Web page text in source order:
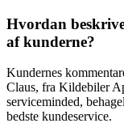
Hvordan
af kunderne?
Kundernes
Claus, fra Kildebiler
serviceminded,
bedste kundeservice.